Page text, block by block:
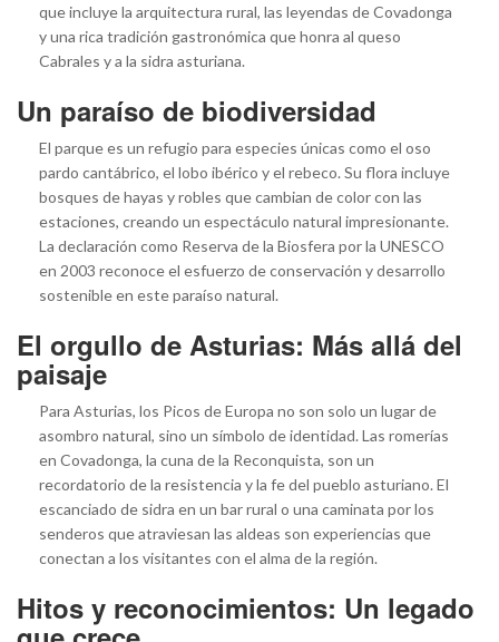
que incluye la arquitectura rural, las leyendas de Covadonga
y una rica tradición gastronómica que honra al queso
Cabrales y a la sidra asturiana.
Un paraíso de biodiversidad
El parque es un refugio para especies únicas como el oso
pardo cantábrico, el lobo ibérico y el rebeco. Su flora incluye
bosques de hayas y robles que cambian de color con las
estaciones, creando un espectáculo natural impresionante.
La declaración como Reserva de la Biosfera por la UNESCO
en 2003 reconoce el esfuerzo de conservación y desarrollo
sostenible en este paraíso natural.
El orgullo de Asturias: Más allá del
paisaje
Para Asturias, los Picos de Europa no son solo un lugar de
asombro natural, sino un símbolo de identidad. Las romerías
en Covadonga, la cuna de la Reconquista, son un
recordatorio de la resistencia y la fe del pueblo asturiano. El
escanciado de sidra en un bar rural o una caminata por los
senderos que atraviesan las aldeas son experiencias que
conectan a los visitantes con el alma de la región.
Hitos y reconocimientos: Un legado